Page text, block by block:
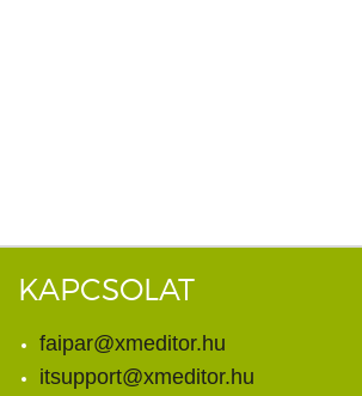
KAPCSOLAT
faipar@xmeditor.hu
itsupport@xmeditor.hu